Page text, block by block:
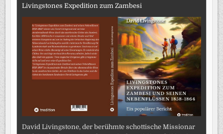
Livingstones Expedition zum Zambesi
David Livingstone, der berühmte schottische Missionar